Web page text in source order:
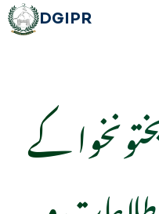
DGIPR
کے